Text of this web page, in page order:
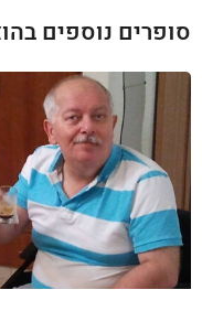
סופרים נוספים